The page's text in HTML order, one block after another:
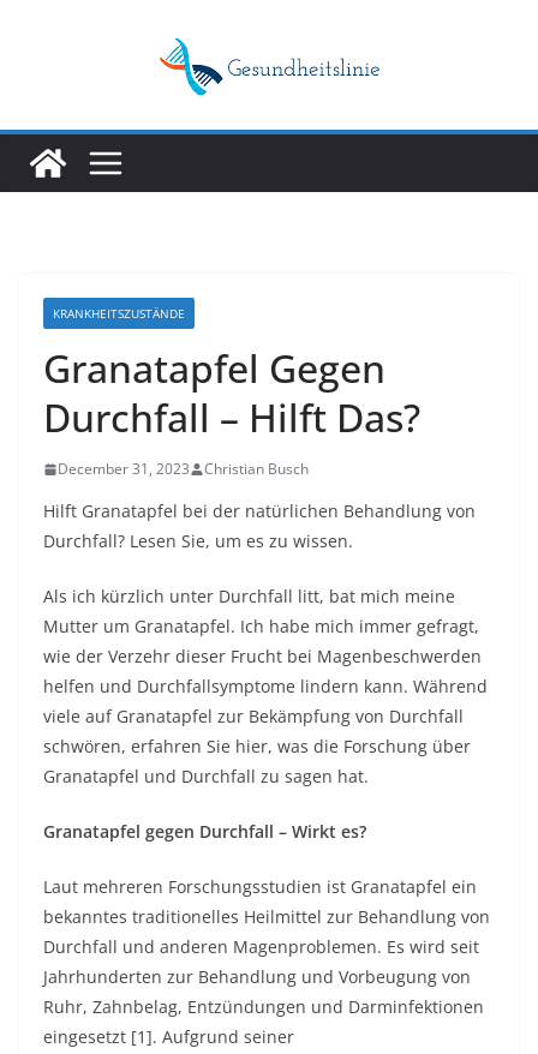
KRANKHEITSZUSTÄNDE
Granatapfel Gegen
Durchfall – Hilft Das?
December 31, 2023 Christian Busch
Hilft Granatapfel bei der natürlichen Behandlung von
Durchfall? Lesen Sie, um es zu wissen.
Als ich kürzlich unter Durchfall litt, bat mich meine
Mutter um Granatapfel. Ich habe mich immer gefragt,
wie der Verzehr dieser Frucht bei Magenbeschwerden
helfen und Durchfallsymptome lindern kann. Während
viele auf Granatapfel zur Bekämpfung von Durchfall
schwören, erfahren Sie hier, was die Forschung über
Granatapfel und Durchfall zu sagen hat.
Granatapfel gegen Durchfall – Wirkt es?
Laut mehreren Forschungsstudien ist Granatapfel ein
bekanntes traditionelles Heilmittel zur Behandlung von
Durchfall und anderen Magenproblemen. Es wird seit
Jahrhunderten zur Behandlung und Vorbeugung von
Ruhr, Zahnbelag, Entzündungen und Darminfektionen
eingesetzt [1]. Aufgrund seiner